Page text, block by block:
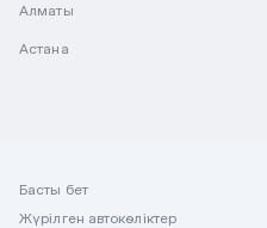
Алматы
Астана
Басты бет
Жүрілген автокөліктер